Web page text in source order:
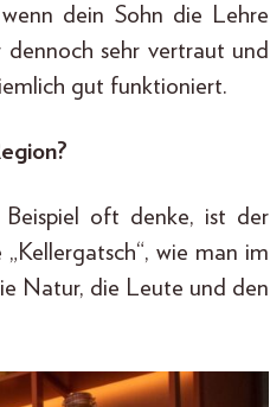
dein Sohn die Lehre
sehr vertraut und
gut funktioniert.
Beispiel oft denke, ist der
wie man im
Natur, die Leute und den